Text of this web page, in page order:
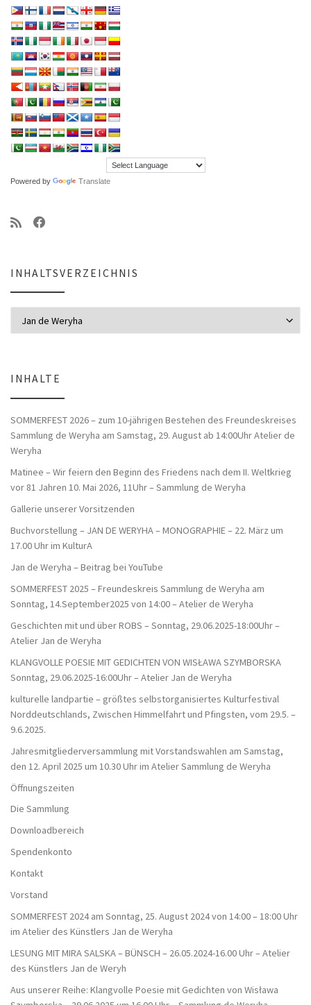
Powered by Translate
INHALTSVERZEICHNIS
INHALTE
SOMMERFEST 2026 – zum 10-jährigen Bestehen des Freundeskreises
Sammlung de Weryha am Samstag, 29. August ab 14:00Uhr Atelier de
Weryha
Matinee – Wir feiern den Beginn des Friedens nach dem II. Weltkrieg
vor 81 Jahren 10. Mai 2026, 11Uhr – Sammlung de Weryha
Gallerie unserer Vorsitzenden
Buchvorstellung – JAN DE WERYHA – MONOGRAPHIE – 22. März um
17.00 Uhr im KulturA
Jan de Weryha – Beitrag bei YouTube
SOMMERFEST 2025 – Freundeskreis Sammlung de Weryha am
Sonntag, 14.September2025 von 14:00 – Atelier de Weryha
Geschichten mit und über ROBS – Sonntag, 29.06.2025-18:00Uhr –
Atelier Jan de Weryha
KLANGVOLLE POESIE MIT GEDICHTEN VON WISŁAWA SZYMBORSKA
Sonntag, 29.06.2025-16:00Uhr – Atelier Jan de Weryha
kulturelle landpartie – größtes selbstorganisiertes Kulturfestival
Norddeutschlands, Zwischen Himmelfahrt und Pfingsten, vom 29.5. –
9.6.2025.
Jahresmitgliederversammlung mit Vorstandswahlen am Samstag,
den 12. April 2025 um 10.30 Uhr im Atelier Sammlung de Weryha
Öffnungszeiten
Die Sammlung
Downloadbereich
Spendenkonto
Kontakt
Vorstand
SOMMERFEST 2024 am Sonntag, 25. August 2024 von 14:00 – 18:00 Uhr
im Atelier des Künstlers Jan de Weryha
LESUNG MIT MIRA SALSKA – BÜNSCH – 26.05.2024-16.00 Uhr – Atelier
des Künstlers Jan de Weryh
Aus unserer Reihe: Klangvolle Poesie mit Gedichten von Wisława